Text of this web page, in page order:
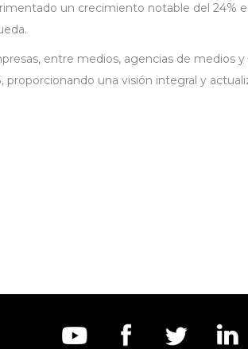
un crecimiento notable del 24%
entre medios, agencias de medios
una visión integral y